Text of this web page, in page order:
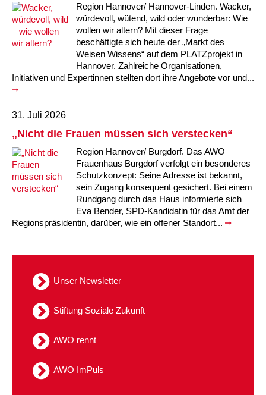
Region Hannover/ Hannover-Linden. Wacker,
würdevoll, wütend, wild oder wunderbar: Wie
wollen wir altern? Mit dieser Frage
beschäftigte sich heute der „Markt des
Weisen Wissens“ auf dem PLATZprojekt in
Hannover. Zahlreiche Organisationen,
Initiativen und Expertinnen stellten dort ihre Angebote vor und...
31. Juli 2026
„Nicht die Frauen müssen sich verstecken“
Region Hannover/ Burgdorf. Das AWO
Frauenhaus Burgdorf verfolgt ein besonderes
Schutzkonzept: Seine Adresse ist bekannt,
sein Zugang konsequent gesichert. Bei einem
Rundgang durch das Haus informierte sich
Eva Bender, SPD-Kandidatin für das Amt der
Regionspräsidentin, darüber, wie ein offener Standort...
Unser Newsletter
Stiftung Soziale Zukunft
AWO rennt
AWO ImPuls